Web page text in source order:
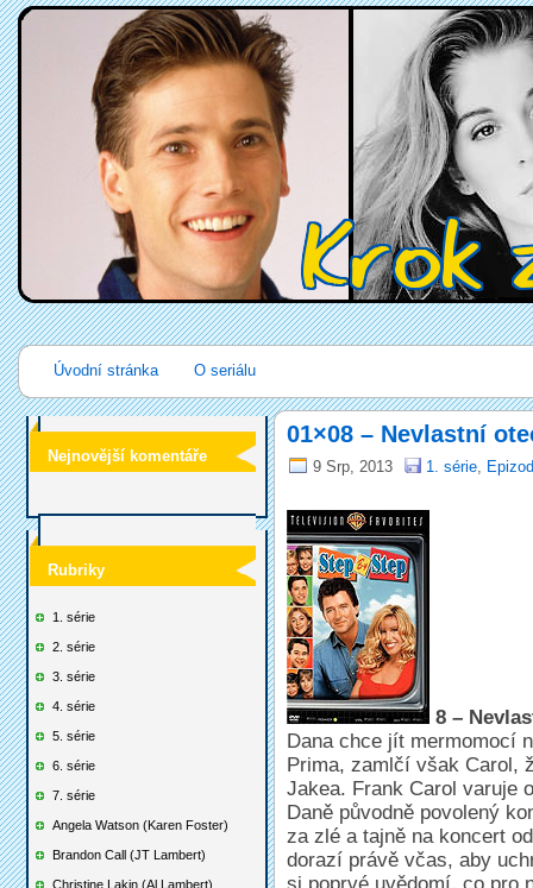
Úvodní stránka O seriálu
Nejnovější komentáře
Rubriky
1. série
2. série
3. série
4. série
5. série
6. série
7. série
Angela Watson (Karen Foster)
Brandon Call (JT Lambert)
Christine Lakin (Al Lambert)
01×08 – Nevlastní
9 Srp, 2013 1. série,
8 –
Dana chce jít mermomocí
Prima, zamlčí však Carol,
Jakea. Frank Carol varuje
Daně původně povolený
za zlé a tajně na koncert
dorazí právě včas, aby
si poprvé uvědomí, co pro